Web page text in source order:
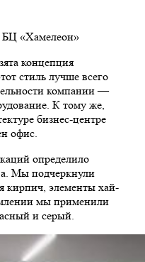
БЦ «Хамелеон»
концепция
стиль лучше всего
компании —
К тому же,
бизнес-центре
офис.
определило
Мы подчеркнули
кирпич, элементы хай-
мы применили
и серый.